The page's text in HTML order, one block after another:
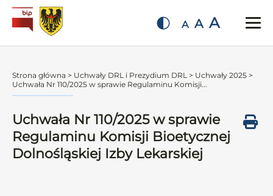
A A A
Strona główna > Uchwały DRL i Prezydium DRL > Uchwały 2025 >
Uchwała Nr 110/2025 w sprawie Regulaminu Komisji...
Uchwała Nr 110/2025 w sprawie
Regulaminu Komisji Bioetycznej
Dolnośląskiej Izby Lekarskiej